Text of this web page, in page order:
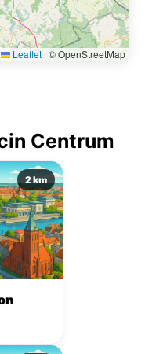
Leaflet | © OpenStreetMap
Centrum
2 km